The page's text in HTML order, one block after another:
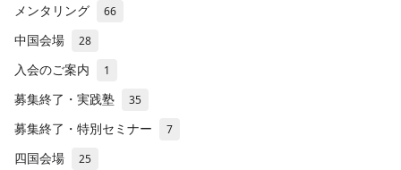
メンタリング 66
中国会場 28
入会のご案内 1
募集終了・実践塾 35
募集終了・特別セミナー 7
四国会場 25